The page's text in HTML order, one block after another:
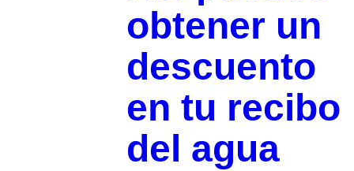
obtener un
descuento
en tu recibo
del agua